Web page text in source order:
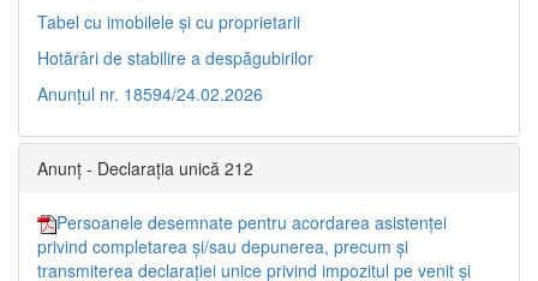
Tabel cu imobilele și cu proprietarii
Hotărâri de stabilire a despăgubirilor
Anunțul nr. 18594/24.02.2026
Anunț - Declarația unică 212
Persoanele desemnate pentru acordarea asistenței
privind completarea și/sau depunerea, precum și
transmiterea declarației unice privind impozitul pe venit și